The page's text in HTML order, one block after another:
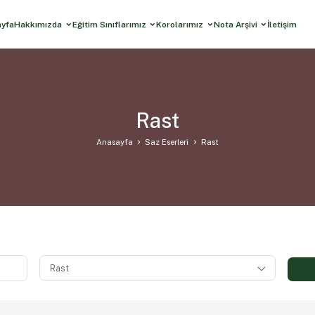
Hakkımızda Eğitim Sınıflarımız Korolarımız Nota Arşivi İletişim
Rast
Anasayfa Saz Eserleri Rast